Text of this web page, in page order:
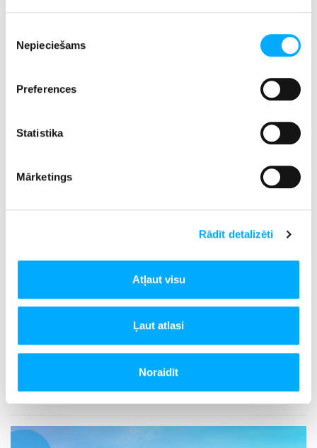
izvēle
Nepieciešams
Preferences
Statistika
Mārketings
Rādīt detalizēti
Atļaut visu
Ļaut atlasi
Noraidīt
Ēriks Marija Remarks "Trīs Draugi"